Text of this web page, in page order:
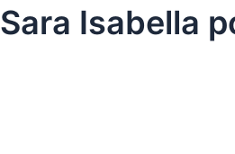
Ir
al
Sara Isabella